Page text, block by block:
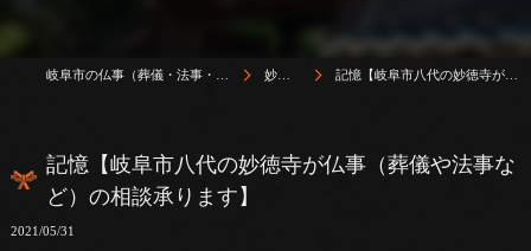
妙徳寺たより 記憶【岐阜市八代の妙徳寺が仏事（葬儀や法事など）の相談承ります】
記憶【岐阜市八代の妙徳寺が仏事（葬儀や法事な
ど）の相談承ります】
2021/05/31